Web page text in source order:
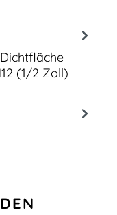
(1/2 Zoll)